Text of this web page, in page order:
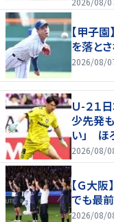
【甲子園
を落と
2026/08/
Ｕ-２１
少先発
い」 ほ
2026/08/
【Ｇ大
でも最
2026/08/